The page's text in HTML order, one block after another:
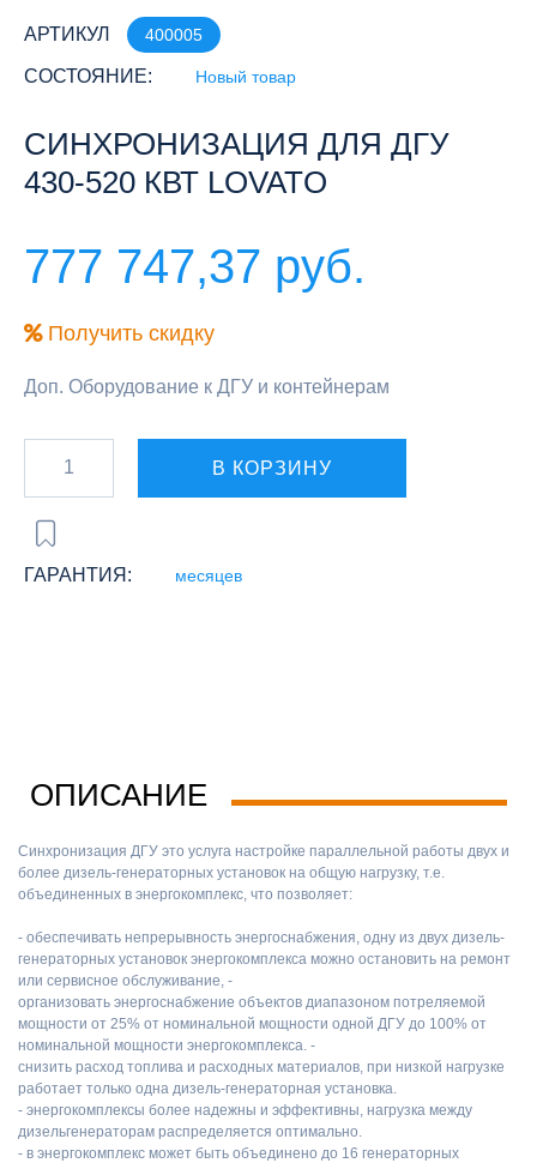
АРТИКУЛ 400005
СОСТОЯНИЕ: Новый товар
СИНХРОНИЗАЦИЯ ДЛЯ ДГУ
430-520 КВТ LOVATO
777 747,37 руб.
Получить скидку
Доп. Оборудование к ДГУ и контейнерам
В КОРЗИНУ
ГАРАНТИЯ: месяцев
ОПИСАНИЕ
Синхронизация ДГУ это услуга настройке параллельной работы двух и
более дизель-генераторных установок на общую нагрузку, т.е.
объединенных в энергокомплекс, что позволяет:
- обеспечивать непрерывность энергоснабжения, одну из двух дизель-
генераторных установок энергокомплекса можно остановить на ремонт
или сервисное обслуживание, -
организовать энергоснабжение объектов диапазоном потреляемой
мощности от 25% от номинальной мощности одной ДГУ до 100% от
номинальной мощности энергокомплекса. -
снизить расход топлива и расходных материалов, при низкой нагрузке
работает только одна дизель-генераторная установка.
- энергокомплексы более надежны и эффективны, нагрузка между
дизельгенераторам распределяется оптимально.
- в энергокомплекс может быть объединено до 16 генераторных